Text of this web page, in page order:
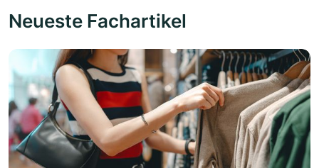
Neueste Fachartikel